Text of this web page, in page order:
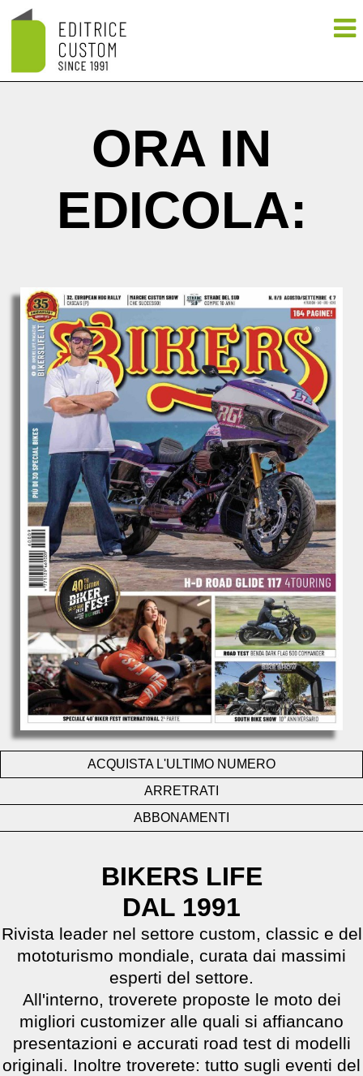
ORA IN
EDICOLA:
ACQUISTA L'ULTIMO NUMERO
ARRETRATI
ABBONAMENTI
BIKERS LIFE
DAL 1991
Rivista leader nel settore custom, classic e del
mototurismo mondiale, curata dai massimi
esperti del settore.
All'interno, troverete proposte le moto dei
migliori customizer alle quali si affiancano
presentazioni e accurati road test di modelli
originali. Inoltre troverete: tutto sugli eventi del